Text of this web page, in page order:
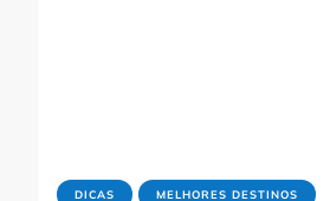
DICAS MELHORES DESTINOS